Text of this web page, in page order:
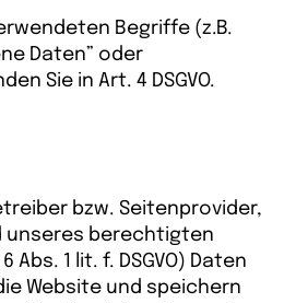
Begriffe (z.B.
Daten” oder
Sie in Art. 4 DSGVO.
bzw. Seitenprovider,
unseres berechtigten
Abs. 1 lit. f. DSGVO) Daten
Website und speichern